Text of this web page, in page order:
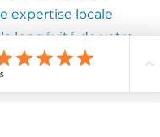
expertise locale
longévité de votre